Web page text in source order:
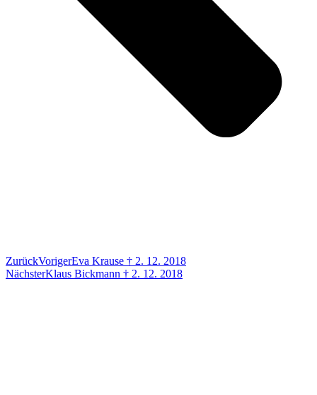
ZurückVorigerEva Krause † 2. 12. 2018
NächsterKlaus Bickmann † 2. 12. 2018